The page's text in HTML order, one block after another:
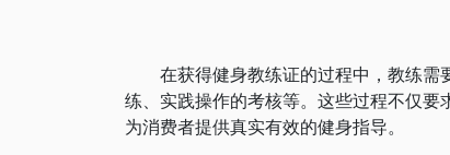
在获得健身教练证的过程中，教练需
练、实践操作的考核等。这些过程不仅要
为消费者提供真实有效的健身指导。